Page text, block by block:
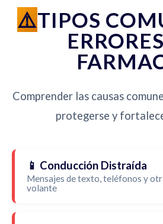
TIPOS
Comprender las causas
protegerse y
📱 Conducción Distraída
Mensajes de texto, teléfonos y
volante